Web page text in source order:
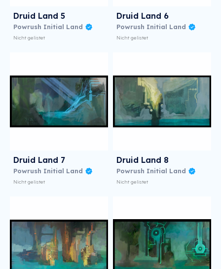
Druid Land 5
Powrush Initial Land
Nicht gelistet
Druid Land 6
Powrush Initial Land
Nicht gelistet
Druid Land 7
Powrush Initial Land
Nicht gelistet
Druid Land 8
Powrush Initial Land
Nicht gelistet